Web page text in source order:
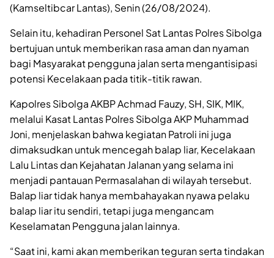
(Kamseltibcar Lantas), Senin (26/08/2024).
Selain itu, kehadiran Personel Sat Lantas Polres Sibolga
bertujuan untuk memberikan rasa aman dan nyaman
bagi Masyarakat pengguna jalan serta mengantisipasi
potensi Kecelakaan pada titik-titik rawan.
Kapolres Sibolga AKBP Achmad Fauzy, SH, SIK, MIK,
melalui Kasat Lantas Polres Sibolga AKP Muhammad
Joni, menjelaskan bahwa kegiatan Patroli ini juga
dimaksudkan untuk mencegah balap liar, Kecelakaan
Lalu Lintas dan Kejahatan Jalanan yang selama ini
menjadi pantauan Permasalahan di wilayah tersebut.
Balap liar tidak hanya membahayakan nyawa pelaku
balap liar itu sendiri, tetapi juga mengancam
Keselamatan Pengguna jalan lainnya.
“Saat ini, kami akan memberikan teguran serta tindakan